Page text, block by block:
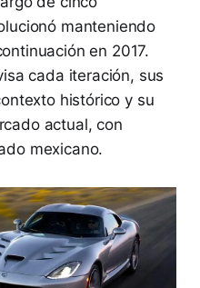
manteniendo
en 2017.
cada iteración, sus
histórico y su
actual, con
mexicano.